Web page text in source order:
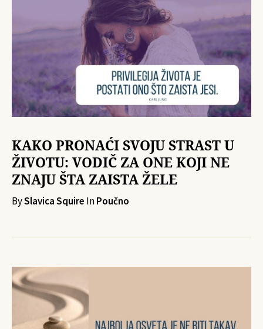
KAKO PRONAĆI SVOJU STRAST U
ŽIVOTU: VODIČ ZA ONE KOJI NE
ZNAJU ŠTA ZAISTA ŽELE
BySlavica Squire InPoučno